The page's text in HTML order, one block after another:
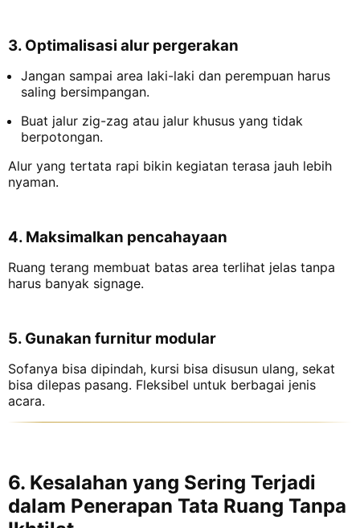
3. Optimalisasi alur pergerakan
Jangan sampai area laki-laki dan perempuan harus
saling bersimpangan.
Buat jalur zig-zag atau jalur khusus yang tidak
berpotongan.
Alur yang tertata rapi bikin kegiatan terasa jauh lebih
nyaman.
4. Maksimalkan pencahayaan
Ruang terang membuat batas area terlihat jelas tanpa
harus banyak signage.
5. Gunakan furnitur modular
Sofanya bisa dipindah, kursi bisa disusun ulang, sekat
bisa dilepas pasang. Fleksibel untuk berbagai jenis
acara.
6. Kesalahan yang Sering Terjadi
dalam Penerapan Tata Ruang Tanpa